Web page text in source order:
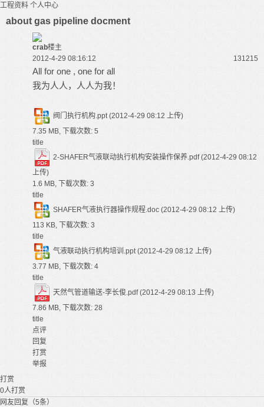
工程资料 个人中心
about gas pipeline docment
crab楼主
2012-4-29 08:16:12
131215
All for one , one for all
我为人人，人人为我！
阀门执行机构.ppt (2012-4-29 08:12 上传)
7.35 MB, 下载次数: 5
title
2-SHAFER气液联动执行机构安装操作保养.pdf (2012-4-29 08:12
上传)
1.6 MB, 下载次数: 3
title
SHAFER气液执行器操作规程.doc (2012-4-29 08:12 上传)
113 KB, 下载次数: 3
title
气液联动执行机构培训.ppt (2012-4-29 08:12 上传)
3.77 MB, 下载次数: 4
title
天然气管道输送-李长俊.pdf (2012-4-29 08:13 上传)
7.86 MB, 下载次数: 28
title
点评
回复
打赏
举报
打赏
0人打赏
网友回复（5条）